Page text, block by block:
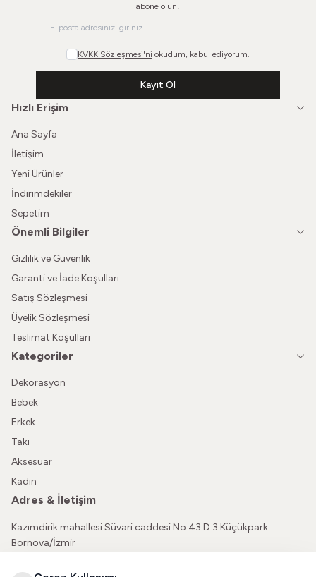
abone olun!
KVKK Sözleşmesi'ni okudum, kabul ediyorum.
Kayıt Ol
Hızlı Erişim
Ana Sayfa
İletişim
Yeni Ürünler
İndirimdekiler
Sepetim
Önemli Bilgiler
Gizlilik ve Güvenlik
Garanti ve İade Koşulları
Satış Sözleşmesi
Üyelik Sözleşmesi
Teslimat Koşulları
Kategoriler
Dekorasyon
Bebek
Erkek
Takı
Aksesuar
Kadın
Adres & İletişim
Kazımdirik mahallesi Süvari caddesi No:43 D:3 Küçükpark
Bornova/İzmir